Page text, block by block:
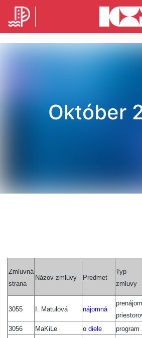
Október
Zmluvná
strana
Názov zmluvy Predmet
Typ
zmluvy
3055 I. Matulová nájomná
prenájom
3056 MaKiLe o diele program